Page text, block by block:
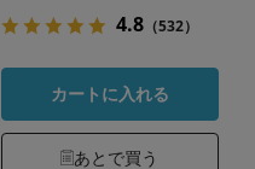
4.8（532）
カートに入れる
あとで買う